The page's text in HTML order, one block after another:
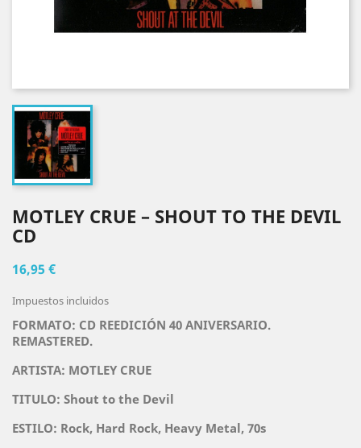
MOTLEY CRUE ‎– SHOUT TO THE DEVIL
CD
16,95 €
Impuestos incluidos
FORMATO: CD REEDICIÓN 40 ANIVERSARIO.
REMASTERED.
ARTISTA: MOTLEY CRUE
TITULO: Shout to the Devil
ESTILO: Rock, Hard Rock, Heavy Metal, 70s